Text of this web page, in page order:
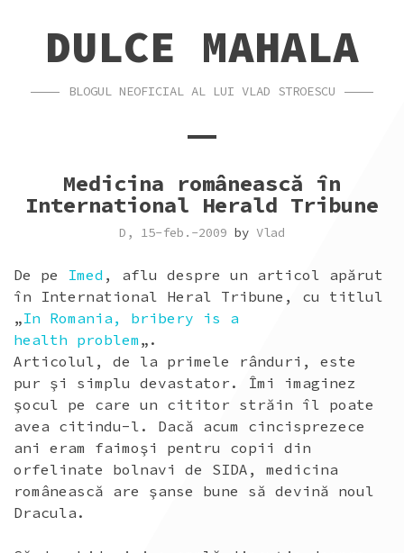
CONTENTDULCE MAHALA
BLOGUL NEOFICIAL AL LUI VLAD STROESCU
Medicina românească în
International Herald Tribune
D, 15-feb.-2009 by Vlad
De pe Imed , aflu despre un articol apărut
în International Heral Tribune, cu titlul
„In Romania, bribery is a
health problem „.
Articolul, de la primele rânduri, este
pur şi simplu devastator. Îmi imaginez
şocul pe care un cititor străin îl poate
avea citindu-l. Dacă acum cincisprezece
ani eram faimoşi pentru copii din
orfelinate bolnavi de SIDA, medicina
românească are şanse bune să devină noul
Dracula.